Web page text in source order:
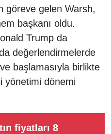
göreve gelen Warsh,
başkanı oldu.
Trump da
değerlendirmelerde
başlamasıyla birlikte
yönetimi dönemi
fiyatları 8